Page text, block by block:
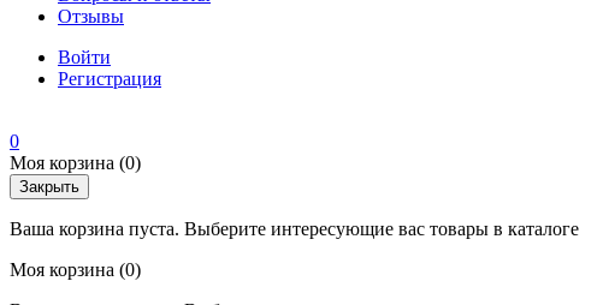
Отзывы
Войти
Регистрация
0
Моя корзина (0)
Закрыть
Ваша корзина пуста. Выберите интересующие вас товары в каталоге
Моя корзина (0)